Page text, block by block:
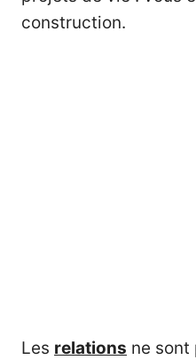
construction.
Les relations ne sont